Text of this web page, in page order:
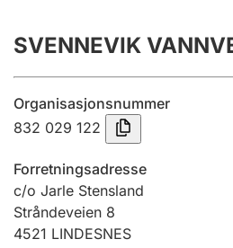
Innsending og
Tinglysing
Jeger
Betaling og jegeravgiftskort
SVENNEVIK
Organisasjonsnummer
832 029 122
Forretningsadresse
c/o Jarle Stensland
Stråndeveien 8
4521 LINDESNES